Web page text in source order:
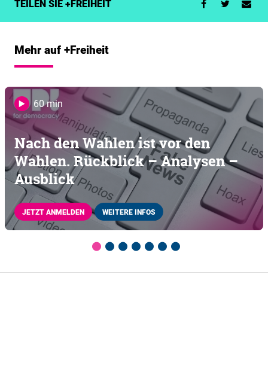
TEILEN SIE +FREIHEIT
Mehr auf +Freiheit
60 min
Nach den Wahlen ist vor den
Wahlen. Rückblick – Analysen –
Ausblick
JETZT ANMELDEN WEITERE INFOS